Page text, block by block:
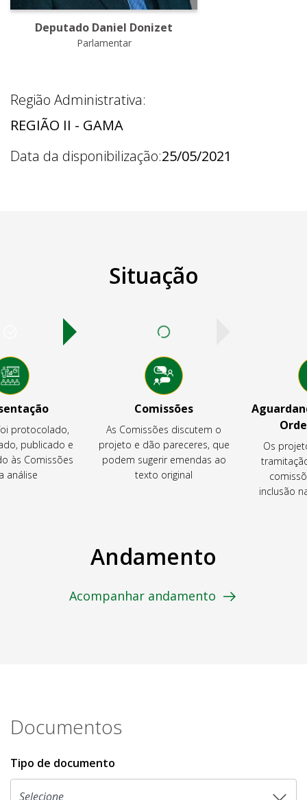
Deputado Daniel Donizet
Parlamentar
Região Administrativa:
REGIÃO II - GAMA
Data da disponibilização:25/05/2021
Situação
protocolado,
publicado e
às Comissões
análise
Comissões
As Comissões discutem o
projeto e dão pareceres, que
podem sugerir emendas ao
texto original
Os
inclusão
Andamento
Acompanhar andamento
Documentos
Tipo de documento